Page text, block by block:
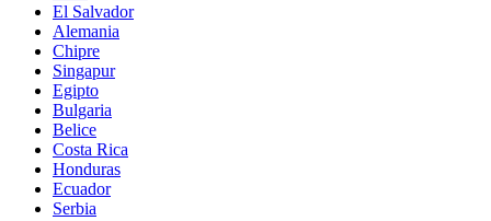
El Salvador
Alemania
Chipre
Singapur
Egipto
Bulgaria
Belice
Costa Rica
Honduras
Ecuador
Serbia